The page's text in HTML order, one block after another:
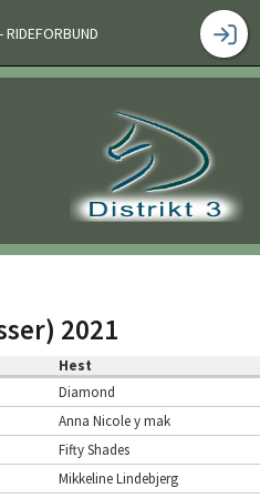
RIDEFORBUND
2021
Hest
Diamond
Anna Nicole y mak
Fifty Shades
Mikkeline Lindebjerg